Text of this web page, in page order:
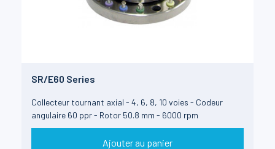
SR/E60 Series
Collecteur tournant axial - 4, 6, 8, 10 voies - Codeur
angulaire 60 ppr - Rotor 50.8 mm - 6000 rpm
Ajouter au panier